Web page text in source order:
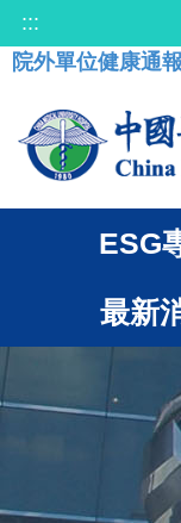
:::
院外單位健康通報
ESG
最新